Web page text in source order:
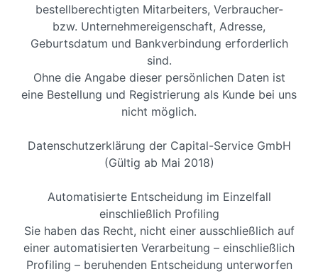
bestellberechtigten Mitarbeiters, Verbraucher-
bzw. Unternehmereigenschaft, Adresse,
Geburtsdatum und Bankverbindung erforderlich
sind.
Ohne die Angabe dieser persönlichen Daten ist
eine Bestellung und Registrierung als Kunde bei uns
nicht möglich.
Datenschutzerklärung der Capital-Service GmbH
(Gültig ab Mai 2018)
Automatisierte Entscheidung im Einzelfall
einschließlich Profiling
Sie haben das Recht, nicht einer ausschließlich auf
einer automatisierten Verarbeitung – einschließlich
Profiling – beruhenden Entscheidung unterworfen